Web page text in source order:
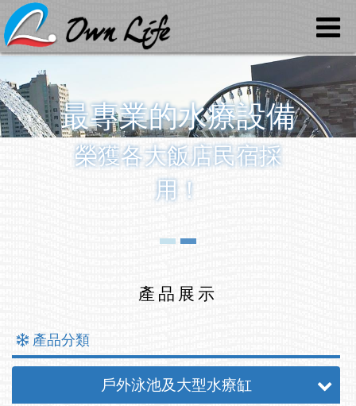
最專業的水療設備
榮獲各大飯店民宿採
用！
產品展示
產品分類
戶外泳池及大型水療缸